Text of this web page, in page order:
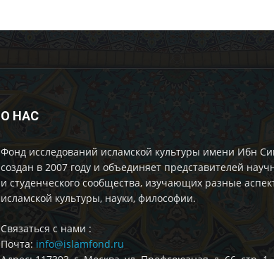
О НАС
Фонд исследований исламской культуры имени Ибн
создан в 2007 году и объединяет представителей
и студенческого сообщества, изучающих разные
исламской культуры, науки, философии.
Cвязаться с нами :
Почта: info@islamfond.ru